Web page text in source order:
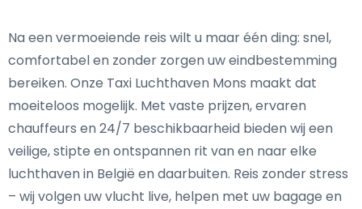
Na een vermoeiende reis wilt u maar één ding: snel,
comfortabel en zonder zorgen uw eindbestemming
bereiken. Onze Taxi Luchthaven Mons maakt dat
moeiteloos mogelijk. Met vaste prijzen, ervaren
chauffeurs en 24/7 beschikbaarheid bieden wij een
veilige, stipte en ontspannen rit van en naar elke
luchthaven in België en daarbuiten. Reis zonder stress
– wij volgen uw vlucht live, helpen met uw bagage en